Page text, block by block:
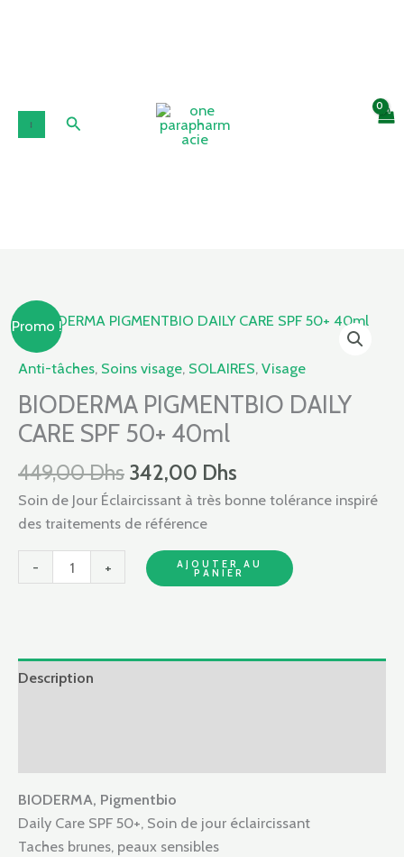
Rechercher
Promo !
Anti-tâches, Soins visage, SOLAIRES, Visage
BIODERMA PIGMENTBIO DAILY
CARE SPF 50+ 40ml
449,00Dhs
Le
initial
était :
449,00 Dhs.
342,00 Dhs
Le
actuel
est :
342,00 Dhs.
Soin de Jour Éclaircissant à très bonne tolérance inspiré
des traitements de référence
-
quantité
de
BIODERMA
DAILY
CARE
50+
40ml
+ AJOUTER AU
PANIER
Description
BIODERMA, Pigmentbio
Daily Care SPF 50+, Soin de jour éclaircissant
Taches brunes, peaux sensibles